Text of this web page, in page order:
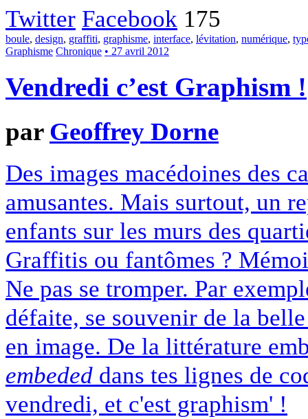
Twitter Facebook 175
boule, design, graffiti, graphisme, interface, lévitation, numérique,
Graphisme Chronique • 27 avril 2012
Vendredi c’est Graphism !
par Geoffrey Dorne
Des images macédoines des
amusantes. Mais surtout, un
enfants sur les murs des
Graffitis ou fantômes ?
Ne pas se tromper. Par
défaite, se souvenir de la
en image. De la littérature
embeded dans tes lignes de
vendredi, et c'est graphism' !